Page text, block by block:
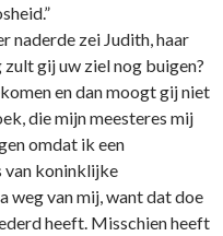
naderde zei Judith, haar
gij uw ziel nog buigen?
en dan moogt gij niet
die mijn meesteres mij
omdat ik een
van koninklijke
weg van mij, want dat doe
heeft. Misschien heeft